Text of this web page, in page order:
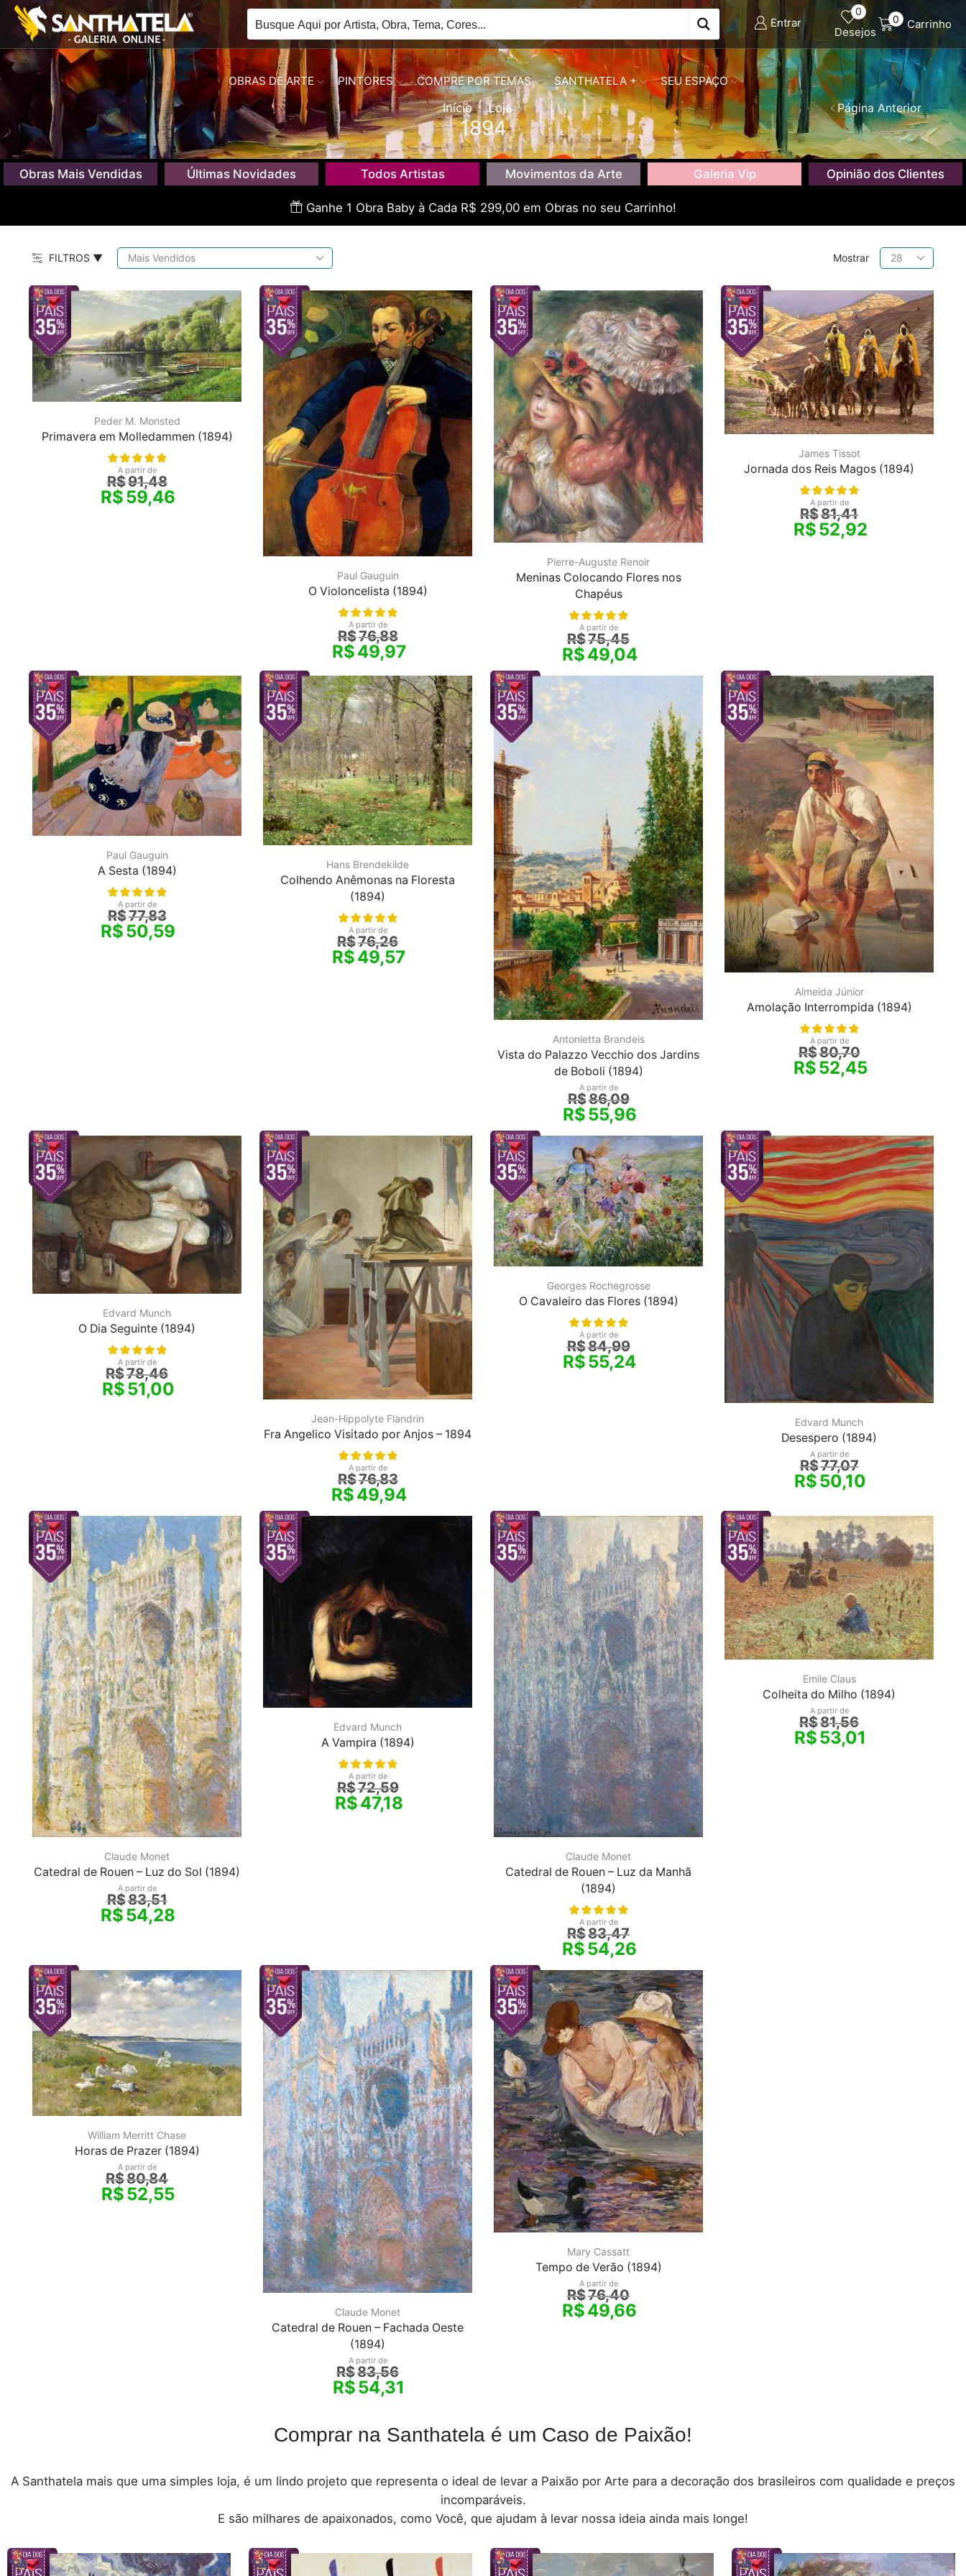
Entrar
0
Desejos
0 Carrinho
OBRAS DE ARTE PINTORES COMPRE POR TEMAS SANTHATELA + SEU ESPAÇO
Início Loja
1894
Página Anterior
Obras Mais Vendidas Últimas Novidades Todos Artistas Movimentos da Arte Galeria Vip Opinião dos Clientes
Ganhe 1 Obra Baby à Cada R$ 299,00 em Obras no seu Carrinho!
FILTROS ▼ Mostrar
Produtos
por
Peder M. Monsted
Primavera em Molledammen (1894)
A partir de
R$91,48
R$59,46
Paul Gauguin
O Violoncelista (1894)
A partir de
R$76,88
R$49,97
Pierre-Auguste Renoir
Meninas Colocando Flores nos
Chapéus
A partir de
R$75,45
R$49,04
James Tissot
Jornada dos Reis Magos (1894)
A partir de
R$81,41
R$52,92
Paul Gauguin
A Sesta (1894)
A partir de
R$77,83
R$50,59
Hans Brendekilde
Colhendo Anêmonas na Floresta
(1894)
A partir de
R$76,26
R$49,57
Antonietta Brandeis
Vista do Palazzo Vecchio dos Jardins
de Boboli (1894)
A partir de
R$86,09
R$55,96
Almeida Júnior
Amolação Interrompida (1894)
A partir de
R$80,70
R$52,45
Edvard Munch
O Dia Seguinte (1894)
A partir de
R$78,46
R$51,00
Jean-Hippolyte Flandrin
Fra Angelico Visitado por Anjos – 1894
A partir de
R$76,83
R$49,94
Georges Rochegrosse
O Cavaleiro das Flores (1894)
A partir de
R$84,99
R$55,24
Edvard Munch
Desespero (1894)
A partir de
R$77,07
R$50,10
Claude Monet
Catedral de Rouen – Luz do Sol (1894)
A partir de
R$83,51
R$54,28
Edvard Munch
A Vampira (1894)
A partir de
R$72,59
R$47,18
Claude Monet
Catedral de Rouen – Luz da Manhã
(1894)
A partir de
R$83,47
R$54,26
Emile Claus
Colheita do Milho (1894)
A partir de
R$81,56
R$53,01
William Merritt Chase
Horas de Prazer (1894)
A partir de
R$80,84
R$52,55
Claude Monet
Catedral de Rouen – Fachada Oeste
(1894)
A partir de
R$83,56
R$54,31
Mary Cassatt
Tempo de Verão (1894)
A partir de
R$76,40
R$49,66
Comprar na Santhatela é um Caso de Paixão!
A Santhatela mais que uma simples loja, é um lindo projeto que representa o ideal de levar a Paixão por Arte para a decoração dos brasileiros com qualidade e preços
incomparáveis.
E são milhares de apaixonados, como Você, que ajudam à levar nossa ideia ainda mais longe!